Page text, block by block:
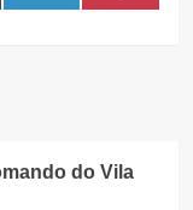
on
on
do Vila